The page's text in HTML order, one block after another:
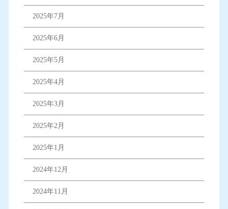
2025年7月
2025年6月
2025年5月
2025年4月
2025年3月
2025年2月
2025年1月
2024年12月
2024年11月